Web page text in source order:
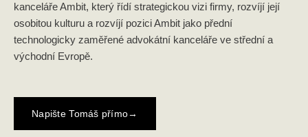
kanceláře Ambit, který řídí strategickou vizi firmy, rozvíjí její
osobitou kulturu a rozvíjí pozici Ambit jako přední
technologicky zaměřené advokátní kanceláře ve střední a
východní Evropě.
Napište Tomáš přímo→